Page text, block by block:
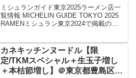
紹介の食べ歩きサイト
ミシュランガイド東京2025ラーメン店一
覧情報 MICHELIN GUIDE TOKYO 2025
RAMENミシュラン東京2024で掲載のラ
載店を一覧にしてみまし...
カネキッチンヌードル【限
定/TKMスペシャル＋生玉子増し
＋本枯節増し】＠東京都豊島区東